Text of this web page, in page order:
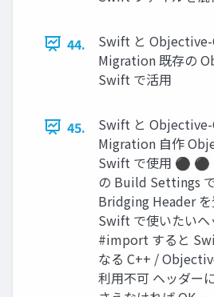
44.
Swift と Objective-
Migration 既存の
Swift で活用
45.
Swift と Objective-
Migration 自作
Swift で使用 ⚫ ⚫
の Build Settings
Bridging Header
Swift で使いたいヘ
#import すると
なる C++ /
利用不可 ヘッダー